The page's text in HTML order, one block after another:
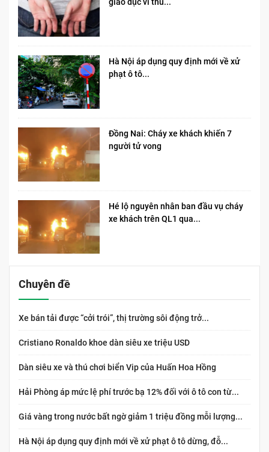
Hà Nội áp dụng quy định mới về xử
phạt ô tô...
Đồng Nai: Cháy xe khách khiến 7
người tử vong​
Hé lộ nguyên nhân ban đầu vụ cháy
xe khách trên QL1 qua...
Chuyên đề
Xe bán tải được “cởi trói”, thị trường sôi động trở...
Cristiano Ronaldo khoe dàn siêu xe triệu USD
Dàn siêu xe và thú chơi biển Vip của Huấn Hoa Hồng
Hải Phòng áp mức lệ phí trước bạ 12% đối với ô tô con từ...
Giá vàng trong nước bất ngờ giảm 1 triệu đồng mỗi lượng...
Hà Nội áp dụng quy định mới về xử phạt ô tô dừng, đỗ...